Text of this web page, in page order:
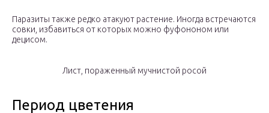
Паразиты также редко атакуют растение. Иногда встречаются
совки, избавиться от которых можно фуфононом или
децисом.
Лист, пораженный мучнистой росой
Период цветения